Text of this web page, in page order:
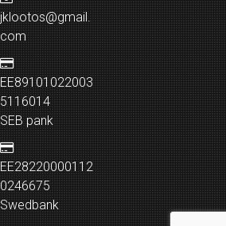
jklootos@gmail.
com
EE89101022003
5116014
SEB pank
EE28220000112
0246675
Swedbank